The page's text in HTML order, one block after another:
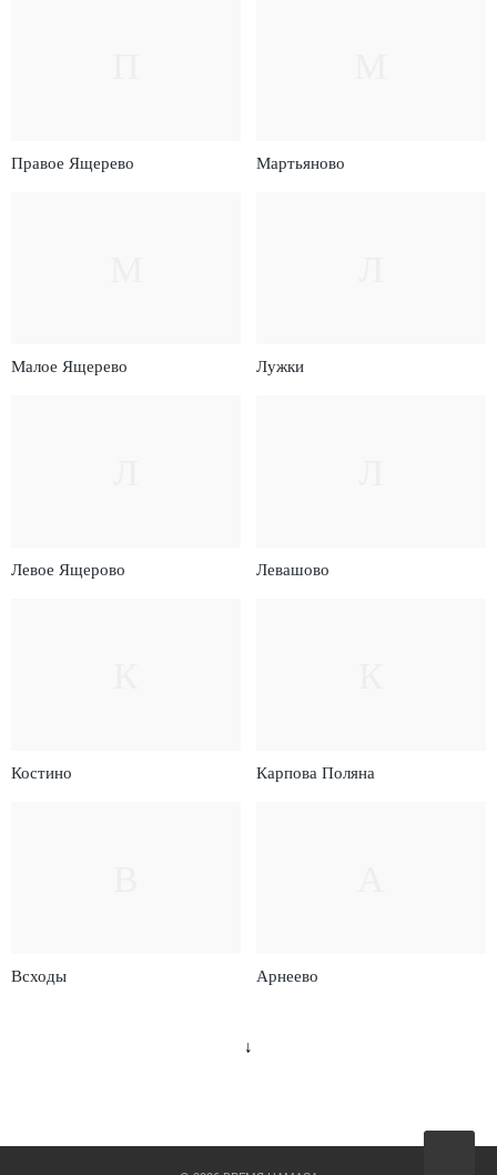
Правое Ящерево Мартьяново
Малое Ящерево Лужки
Левое Ящерово Левашово
Костино Карпова Поляна
Всходы Арнеево
↓